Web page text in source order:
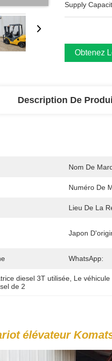
Supply
Obtenez
Description De
Nom De
Numéro De
Lieu De La
Japon
WhatsApp:
diesel 3T utilisée Le
de 2
élévateur